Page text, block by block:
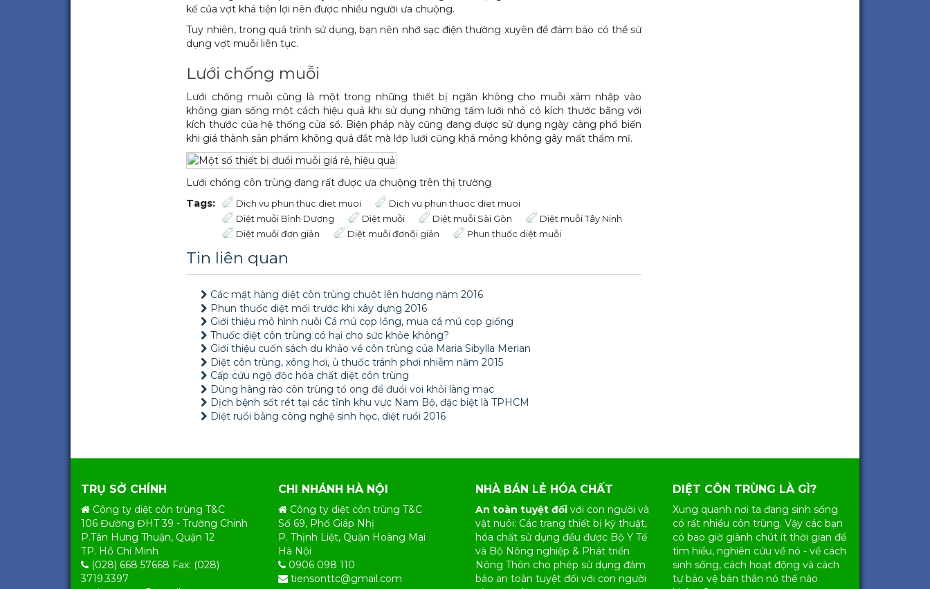
kế của vợt khá tiện lợi nên được nhiều người ưa chuộng.
Tuy nhiên, trong quá trình sử dụng, bạn nên nhớ sạc điện thường xuyên để đảm bảo có thể sử
dụng vợt muỗi liên tục.
Lưới chống muỗi
Lưới chống muỗi cũng là một trong những thiết bị ngăn không cho muỗi xâm nhập vào
không gian sống một cách hiệu quả khi sử dụng những tấm lưới nhỏ có kích thước bằng với
kích thước của hệ thống cửa sổ. Biện pháp này cũng đang được sử dụng ngày càng phổ biến
khi giá thành sản phẩm không quá đắt mà lớp lưới cũng khá mỏng không gây mất thẩm mĩ.
Lưới chống côn trùng đang rất được ưa chuộng trên thị trường
Tags:
Dich vu phun thuc diet muoi
Dich vu phun thuoc diet muoi
Diệt muỗi Bình Dương
Diệt muỗi Diệt muỗi Sài Gòn
Diệt muỗi Tây Ninh
Diệt muỗi đơn giản
Diệt muỗi đơnõi giản Phun thuốc diệt muỗi
Tin liên quan
Các mặt hàng diệt côn trùng chuột lên hương năm 2016
Phun thuốc diệt mối trước khi xây dựng 2016
Giới thiệu mô hình nuôi Cá mú cọp lồng, mua cá mú cọp giống
Thuốc diệt côn trùng có hại cho sức khỏe không?
Giới thiệu cuốn sách du khảo về côn trùng của Maria Sibylla Merian
Diệt côn trùng, xông hơi, ủ thuốc tránh phơi nhiễm năm 2015
Cấp cứu ngộ độc hóa chất diệt côn trùng
Dùng hàng rào côn trùng tổ ong để đuổi voi khỏi làng mạc
Dịch bệnh sốt rét tại các tỉnh khu vực Nam Bộ, đặc biệt là TPHCM
Diệt ruồi bằng công nghệ sinh học, diệt ruồi 2016
TRỤ SỞ CHÍNH
Công ty diệt côn trùng T&C
106 Đường ĐHT 39 - Trường Chinh
P.Tân Hưng Thuận, Quận 12
TP. Hồ Chí Minh
(028) 668 57668 Fax: (028)
3719.3397
CHI NHÁNH HÀ NỘI
Công ty diệt côn trùng T&C
Số 69, Phố Giáp Nhị
P. Thịnh Liệt, Quận Hoàng Mai
Hà Nội
0906 098 110
tiensonttc@gmail.com
NHÀ BÁN LẺ HÓA CHẤT
An toàn tuyệt đối với con người và
vật nuôi: Các trang thiết bị kỹ thuật,
hóa chất sử dụng đều được Bộ Y Tế
và Bộ Nông nghiệp & Phát triển
Nông Thôn cho phép sử dụng đảm
bảo an toàn tuyệt đối với con người
DIỆT CÔN TRÙNG LÀ GÌ?
Xung quanh nơi ta đang sinh sống
có rất nhiều côn trùng. Vậy các bạn
có bao giờ giành chút ít thời gian để
tìm hiểu, nghiên cứu về nó - về cách
sinh sống, cách hoạt động và cách
tự bảo vệ bản thân nó thế nào